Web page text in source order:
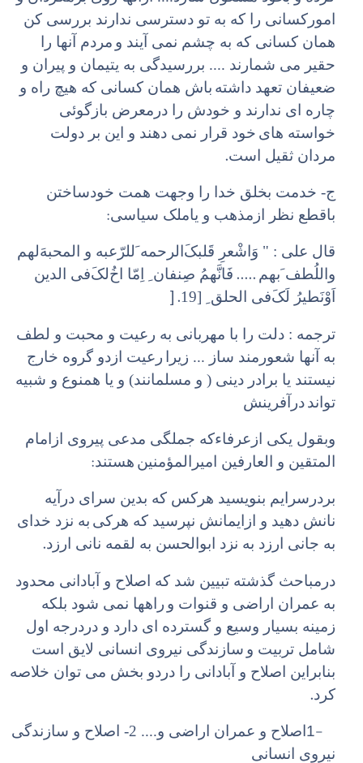
امورکسانی را که به تو دسترسی ندارند بررسی کن
همان کسانی که به چشم نمی آیند و مردم آنها را
حقیر می شمارند .... بررسیدگی به یتیمان و پیران و
ضعیفان تعهد داشته باش همان کسانی که هیچ راه و
چاره ای ندارند و خودش را درمعرض بازگوئی
خواسته های خود قرار نمی دهند و این بر دولت
مردان ثقیل است.
ج- خدمت بخلق خدا را وجهت همت خودساختن
باقطع نظر ازمذهب و یاملک سیاسی:
قال علی : " وَ‌اشْعرِ قَلبکَ‌الرحمه َ‌للرّعبه و المحبهَ‌لهم
واللُطف َ‌بهم ..... فَانَّهمُ‌ صِنفان ِ اِمّا اخُ‌لکَ‌فی الدین
اَوْنَطیرُ لَکَ‌فی الحلق ِ [19
] .
ترجمه : دلت را با مهربانی به رعیت و محبت و لطف
به آنها شعورمند ساز ... زیرا رعیت ازدو گروه خارج
نیستند یا برادر دینی ( و مسلمانند) و یا همنوع و شبیه
توانددرآفرینش
وبقول یکی ازعرفاء‌که جملگی مدعی پیروی ازامام
المتقین و العارفین امیرالمؤمنین هستند:
بردرسرایم بنویسید هرکس که بدین سرای درآیه
نانش دهید و ازایمانش نپرسید که هرکی به نزد خدای
به جانی ارزد به نزد ابوالحسن به لقمه نانی ارزد.
درمباحث گذشته تبیین شد که اصلاح و آبادانی محدود
به عمران اراضی و قنوات و راهها نمی شود بلکه
زمینه بسیار وسیع و گسترده ای دارد و دردرجه اول
شامل تربیت و سازندگی نیروی انسانی لایق است
بنابراین اصلاح و آبادانی را دردو بخش می توان خلاصه
کرد.
1-
اصلاح و عمران اراضی و.... 2- اصلاح و سازندگی
نیروی انسانی